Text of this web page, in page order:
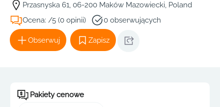
Przasnyska 61, 06-200 Maków Mazowiecki, Poland
Ocena: /5 (0 opinii)
0 obserwujących
Obserwuj Zapisz
Pakiety cenowe